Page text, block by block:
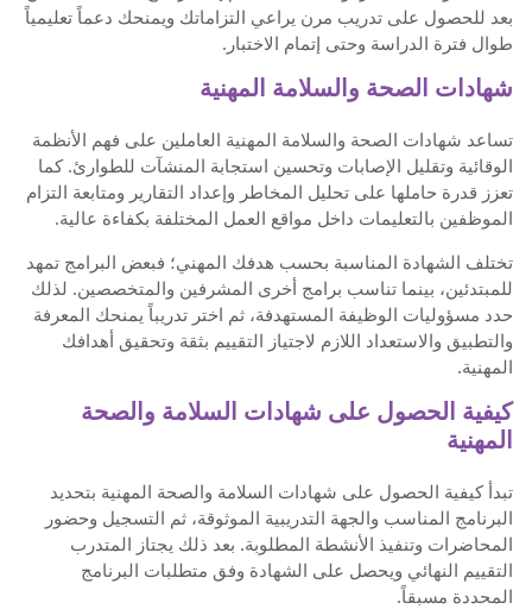
بعد للحصول على تدريب مرن يراعي التزاماتك ويمنحك دعماً تعليمياً
طوال فترة الدراسة وحتى إتمام الاختبار.
شهادات الصحة والسلامة المهنية
تساعد شهادات الصحة والسلامة المهنية العاملين على فهم الأنظمة
الوقائية وتقليل الإصابات وتحسين استجابة المنشآت للطوارئ. كما
تعزز قدرة حاملها على تحليل المخاطر وإعداد التقارير ومتابعة التزام
الموظفين بالتعليمات داخل مواقع العمل المختلفة بكفاءة عالية.
تختلف الشهادة المناسبة بحسب هدفك المهني؛ فبعض البرامج تمهد
للمبتدئين، بينما تناسب برامج أخرى المشرفين والمتخصصين. لذلك
حدد مسؤوليات الوظيفة المستهدفة، ثم اختر تدريباً يمنحك المعرفة
والتطبيق والاستعداد اللازم لاجتياز التقييم بثقة وتحقيق أهدافك
المهنية.
كيفية الحصول على شهادات السلامة والصحة
المهنية
تبدأ كيفية الحصول على شهادات السلامة والصحة المهنية بتحديد
البرنامج المناسب والجهة التدريبية الموثوقة، ثم التسجيل وحضور
المحاضرات وتنفيذ الأنشطة المطلوبة. بعد ذلك يجتاز المتدرب
التقييم النهائي ويحصل على الشهادة وفق متطلبات البرنامج
المحددة مسبقاً.